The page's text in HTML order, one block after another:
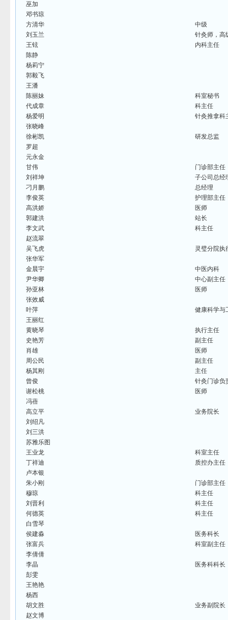
巫加
邓书琼
方清华
中级
刘玉兰
针灸师，高
王铉
内科主任
陈静
杨莉宁
郭毅飞
王潘
陈丽妹
科室秘书
代成章
科主任
杨爱明
针灸推拿科
张晓峰
徐彬凯
研发总监
罗超
元永金
甘伟
门诊部主任
刘祥坤
子公司总经
刁月鹏
总经理
李俊英
护理部主任
高洪娇
医师
郭建洪
站长
李文武
科主任
赵流翠
吴飞虎
灵璧分院执
张华军
金晨宇
中医内科
尹华卿
中心副主任
孙亚林
医师
张效威
叶萍
健康科学与
王丽红
黄晓琴
执行主任
史艳芳
副主任
肖雄
医师
周公民
副主任
杨其刚
主任
曾俊
针灸门诊负
谢松桃
医师
冯蓓
高立平
业务院长
刘绍凡
刘三洪
苏雅乐图
王业龙
科室主任
丁祥迪
质控办主任
卢本银
朱小刚
门诊部主任
穆琼
科主任
刘晋利
科主任
何德英
科主任
白雪琴
侯建淼
医务科长
张富兵
科室副主任
李倩倩
李晶
医务科科长
彭雯
王艳艳
杨西
胡文胜
业务副院长
赵文博